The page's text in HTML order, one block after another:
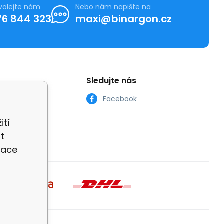
nám
844 323
Nebo nám napište na
maxi@binargon.cz
Sledujte nás
Facebook